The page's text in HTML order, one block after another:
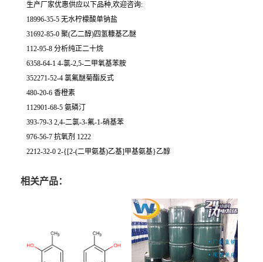
生产厂家优惠供应以下品种,欢迎咨询:
18996-35-5 无水柠檬酸单钠盐
31692-85-0 聚(乙二醇)四氢糠基乙醚
112-95-8 分析纯正二十烷
6358-64-1 4-氯-2,5-二甲氧基苯胺
352271-52-4 氯氟醚菊酯反式
480-20-6 香橙素
112901-68-5 氨磷汀
393-79-3 2,4-二氯-3-氟-1-硝基苯
976-56-7 抗氧剂 1222
2212-32-0 2-{[2-(二甲氨基)乙基]甲基氨基}乙醇
相关产品：